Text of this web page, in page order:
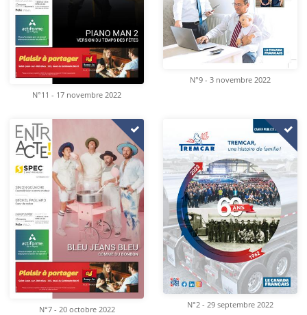
N°11 - 17 novembre 2022
N°9 - 3 novembre 2022
N°7 - 20 octobre 2022
N°2 - 29 septembre 2022